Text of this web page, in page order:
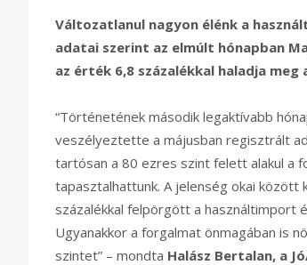
Változatlanul nagyon élénk a
adatai szerint az elmúlt hónapban
az érték 6,8 százalékkal haladja
“Történetének második legaktívabb
veszélyeztette a májusban regisztrált
tartósan a 80 ezres szint felett alakul a
tapasztalhattunk. A jelenség okai között
százalékkal felpörgött a használtimport
Ugyanakkor a forgalmat önmagában is
szintet” – mondta Halász Bertalan, a